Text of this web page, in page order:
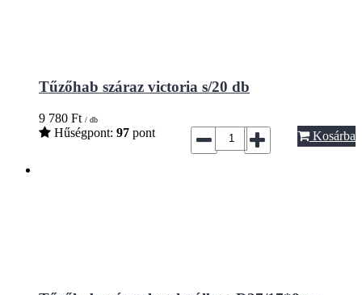
Tűzőhab száraz victoria s/20 db
9 780 Ft / db
Hűségpont: 97 pont Kosárba